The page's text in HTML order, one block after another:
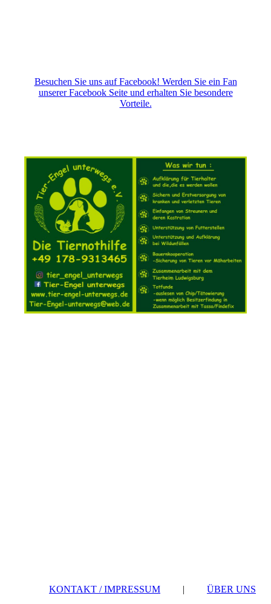
Besuchen Sie uns auf Facebook! Werden Sie ein Fan
unserer Facebook Seite und erhalten Sie besondere
Vorteile.
KONTAKT / IMPRESSUM | ÜBER UNS